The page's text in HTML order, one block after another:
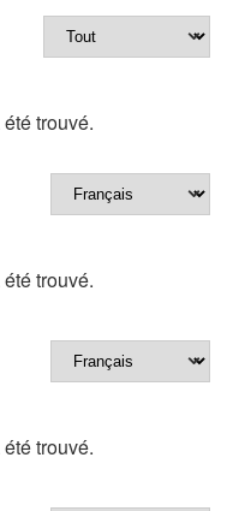
trouvé.
trouvé.
trouvé.